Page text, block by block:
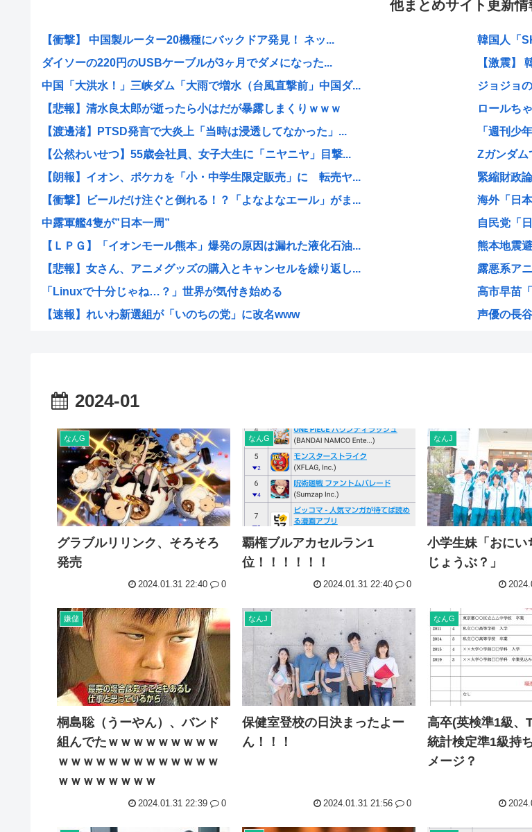
他まとめサイト更新情
【衝撃】 中国製ルーター20機種にバックドア発見！ ネッ...
ダイソーの220円のUSBケーブルが3ヶ月でダメになった...
中国「大洪水！」三峡ダム「大雨で増水（台風直撃前」中国ダ...
【悲報】清水良太郎が逝ったら小はだが暴露しまくりｗｗｗ
【渡邊渚】PTSD発言で大炎上「当時は浸透してなかった」...
【公然わいせつ】55歳会社員、女子大生に「ニヤニヤ」目撃...
【朗報】イオン、ポケカを「小・中学生限定販売」に 転売ヤ...
【衝撃】ビールだけ注ぐと倒れる！？「よなよなエール」がま...
中露軍艦4隻が”日本一周”
【ＬＰＧ】「イオンモール熊本」爆発の原因は漏れた液化石油...
【悲報】女さん、アニメグッズの購入とキャンセルを繰り返し...
「Linuxで十分じゃね…？」世界が気付き始める
【速報】れいわ新選組が「いのちの党」に改名www
【画像】お姉ちゃん（21）高校生の弟と一緒にお風呂に入っ...
ウクライナ、ついに力尽きる
韓国人の対日好感度が過去最高に、「ノージャパン」は終わっ...
高市洋一「アメリカで経済学を学んだ。MMT信者じゃありま...
【衝撃】「え、これカバー曲だったの！？」って知って驚いた...
中国Zbtlink製ルーター20機種にバックドア見つかる...
【悲報】ディズニーのおいなり巻（600円）、卑猥すぎて賛...
【驚愕】名作『無職転生』凄い事に気付いたwww『無職転生...
セカンドサマーウイカ、AVになってしまう…「このAV最高...
ワイの株式口座 爆損で逝く
海行ってきたで
中国企業Zbtlink製のルーター20機種にバックドア…...
実は女に勘違いされている男のオ●ニー挙げてけ
【悲報】ヤニねこ、BPOで問題視されるwww
韓国人「
【激震】
ジョジョ
ロールち
「週刊少
Zガンダム
緊縮財政
海外「日
自民党「
熊本地震
露悪系ア
高市早苗
声優の長
海外「デ
韓国人「
「味方の
みいちゃ
高市総書
ヒロアカ
【画像】
韓国人「
宮崎駿「
なんかお
バンダイ
財務省の
韓国人「
山本五十
2024-01
なんG
グラブルリリンク、そろそろ
発売
2024.01.31 22:40 0
なんG
覇権ブルアカセルラン1
位！！！！！！
2024.01.31 22:40 0
なんJ
小学生妹「おにい
じょうぶ？」
嫌儲
桐島聡（うーやん）、バンド
組んでたｗｗｗｗｗｗｗｗｗ
ｗｗｗｗｗｗｗｗｗｗｗｗｗ
ｗｗｗｗｗｗｗｗ
2024.01.31 22:39 0
なんJ
保健室登校の日決まったよー
ん！！！
2024.01.31 21:56 0
なんG
高卒(英検準1級、
統計検定準1級持
メージ？